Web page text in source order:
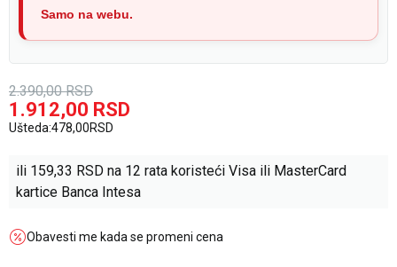
Samo na webu.
2.390,00 RSD
1.912,00 RSD
Ušteda:478,00RSD
ili 159,33 RSD na 12 rata koristeći Visa ili MasterCard
kartice Banca Intesa
Obavesti me kada se promeni cena